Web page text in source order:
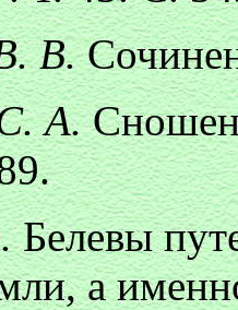
В.
С. А.
Белевы
а